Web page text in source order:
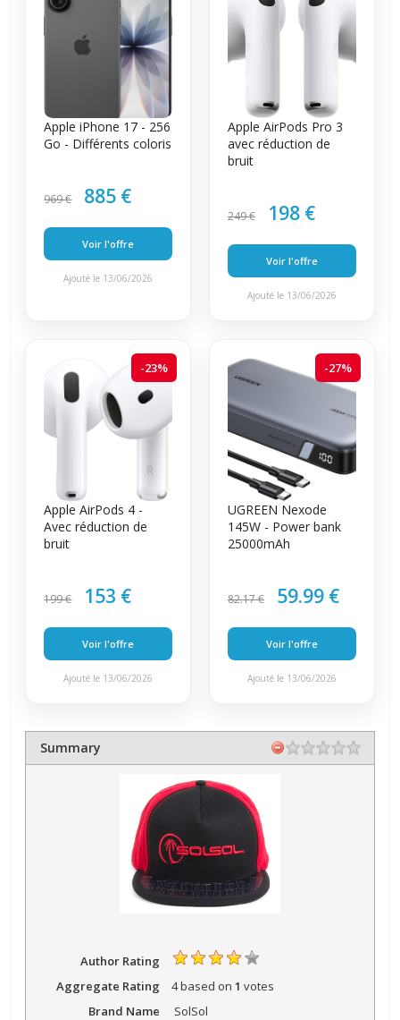
Apple iPhone 17 - 256
Go - Différents coloris
969 € 885 €
Voir l'offre
Ajouté le 13/06/2026
Apple AirPods Pro 3
avec réduction de
bruit
249 € 198 €
Voir l'offre
Ajouté le 13/06/2026
-23%
Apple AirPods 4 -
Avec réduction de
bruit
199 € 153 €
Voir l'offre
Ajouté le 13/06/2026
-27%
UGREEN Nexode
145W - Power bank
25000mAh
82.17 € 59.99 €
Voir l'offre
Ajouté le 13/06/2026
Summary
Author Rating
Aggregate Rating
4based on 1 votes
Brand Name
SolSol